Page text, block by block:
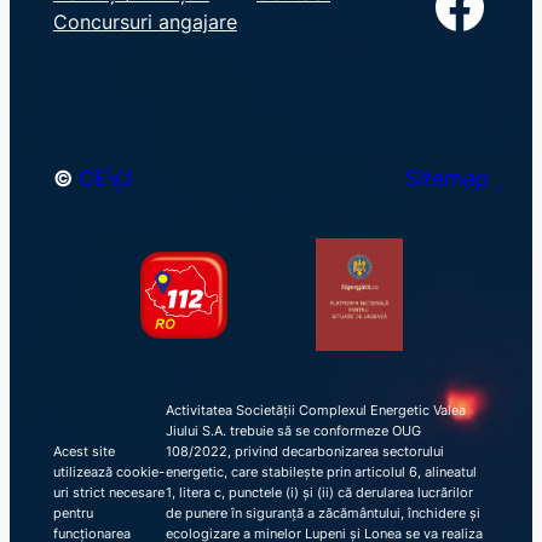
c
Concursuri angajare
© CEVJ Sitemap
Acest site
utilizează cookie-
uri strict necesare
pentru
funcționarea
Activitatea Societății Complexul Energetic Valea
Jiului S.A. trebuie să se conformeze OUG
108/2022, privind decarbonizarea sectorului
energetic, care stabilește prin articolul 6, alineatul
1, litera c, punctele (i) și (ii) că derularea lucrărilor
de punere în siguranță a zăcământului, închidere și
ecologizare a minelor Lupeni și Lonea se va realiza